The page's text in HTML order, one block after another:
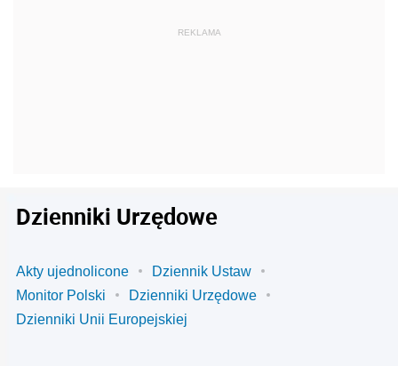
Dzienniki Urzędowe
Akty ujednolicone
Dziennik Ustaw
Monitor Polski
Dzienniki Urzędowe
Dzienniki Unii Europejskiej